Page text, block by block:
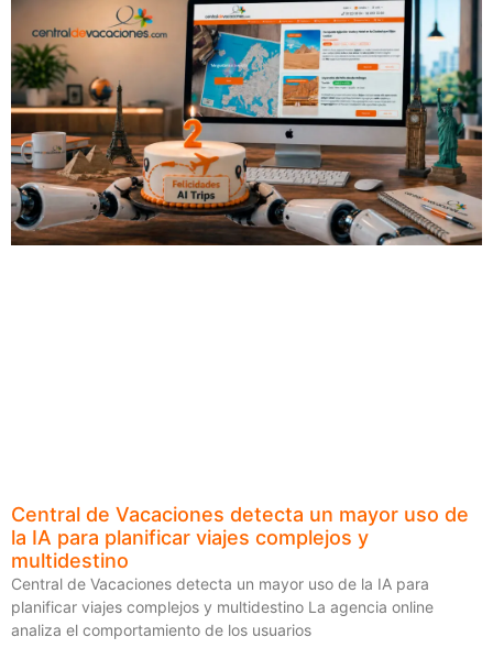
Central de Vacaciones detecta un mayor uso de
la IA para planificar viajes complejos y
multidestino
Central de Vacaciones detecta un mayor uso de la IA para
planificar viajes complejos y multidestino La agencia online
analiza el comportamiento de los usuarios